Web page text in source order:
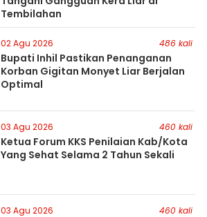
Tembilahan
02 Agu 2026 486 kali
Bupati Inhil Pastikan Penanganan
Korban Gigitan Monyet Liar Berjalan
Optimal
03 Agu 2026 460 kali
Ketua Forum KKS Penilaian Kab/Kota
Yang Sehat Selama 2 Tahun Sekali
03 Agu 2026 460 kali